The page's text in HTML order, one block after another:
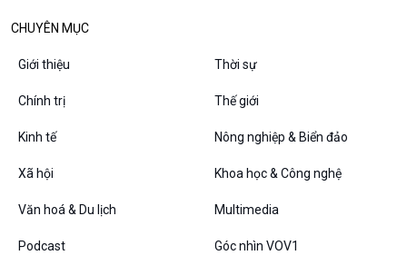
Thanh âm ký sự
Chân dung cuộc sống
CHUYÊN MỤC
Giới thiệu Thời sự
Chính trị Thế giới
Kinh tế Nông nghiệp & Biển đảo
Xã hội Khoa học & Công nghệ
Văn hoá & Du lịch Multimedia
Podcast Góc nhìn VOV1